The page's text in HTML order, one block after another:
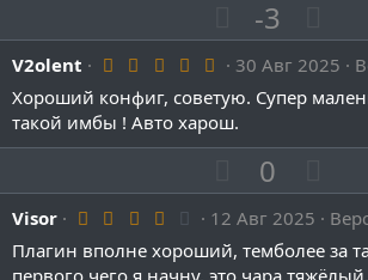
П
о
з
и
и
в
н
ы
-3
е
г
а
и
в
н
ы
V2olent 5
0
0
з
в
з
д
30 Авг 2025
Хороший конфиг, советую. Супер
такой имбы ! Авто харош.
П
о
з
и
0
е
г
а
Visor 4
0
0
12 Авг 2025
Плагин вполне хороший, темболее за